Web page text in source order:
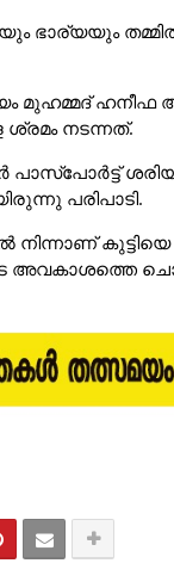
ഭാര്യയും
മുഹമ്മദ് ഹനീഫ
നടന്നത്.
പരിപാടി.
നിന്നാണ്
അവകാശത്തെ